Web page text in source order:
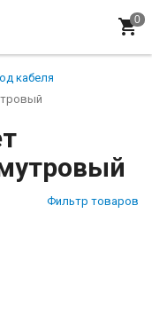
кабеля
Фильтр товаров